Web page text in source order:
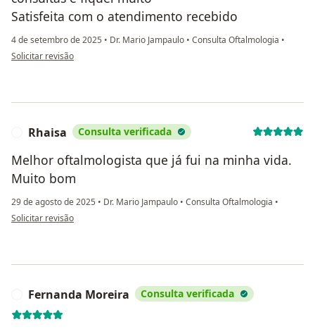
Satisfeita com o atendimento recebido
4 de setembro de 2025 • Dr. Mario Jampaulo • Consulta Oftalmologia •
na opinião do utilizador Aline
Solicitar revisão
Rhaisa Consulta verificada
Melhor oftalmologista que já fui na minha vida.
Muito bom
29 de agosto de 2025 • Dr. Mario Jampaulo • Consulta Oftalmologia •
na opinião do utilizador Rhaisa
Solicitar revisão
Fernanda Moreira Consulta verificada